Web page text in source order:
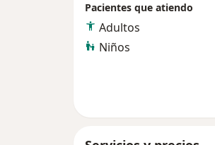
Pacientes que atiendo
Adultos
Niños